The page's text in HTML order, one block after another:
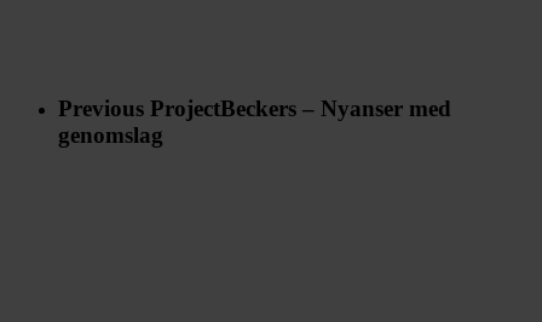
Previous ProjectBeckers – Nyanser med
genomslag